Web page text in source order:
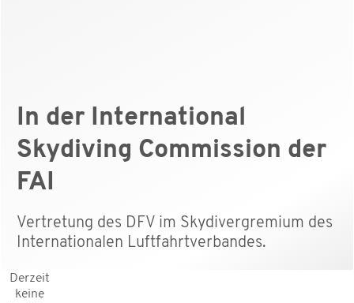
In der International
Skydiving Commission der
FAI
Vertretung des DFV im Skydivergremium des
Internationalen Luftfahrtverbandes.
Derzeit
keine